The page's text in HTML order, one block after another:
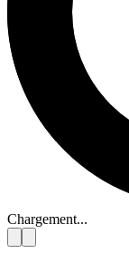
Chargement...